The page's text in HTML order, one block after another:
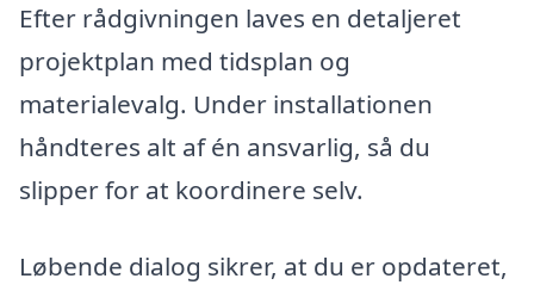
Efter rådgivningen laves en detaljeret
projektplan med tidsplan og
materialevalg. Under installationen
håndteres alt af én ansvarlig, så du
slipper for at koordinere selv.
Løbende dialog sikrer, at du er opdateret,